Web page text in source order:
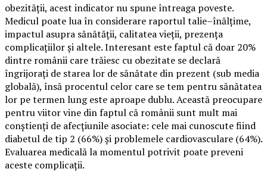
obezității, acest indicator nu spune întreaga poveste.
Medicul poate lua în considerare raportul talie–înălțime,
impactul asupra sănătății, calitatea vieții, prezența
complicațiilor și altele. Interesant este faptul că doar 20%
dintre românii care trăiesc cu obezitate se declară
îngrijorați de starea lor de sănătate din prezent (sub media
globală), însă procentul celor care se tem pentru sănătatea
lor pe termen lung este aproape dublu. Această preocupare
pentru viitor vine din faptul că românii sunt mult mai
conștienți de afecțiunile asociate: cele mai cunoscute fiind
diabetul de tip 2 (66%) și problemele cardiovasculare (64%).
Evaluarea medicală la momentul potrivit poate preveni
aceste complicații.